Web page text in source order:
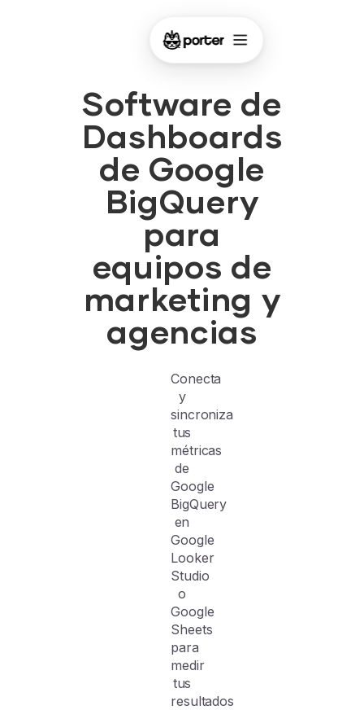
Software de
Dashboards
de Google
BigQuery
para
equipos de
marketing y
agencias
Conecta
y
sincroniza
tus
métricas
de
Google
BigQuery
en
Google
Looker
Studio
o
Google
Sheets
para
medir
tus
resultados